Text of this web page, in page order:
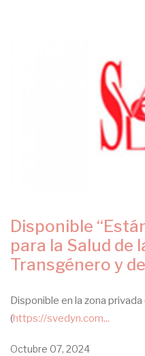
Disponible
para la Salud de
Transgénero y
Disponible en la zona
(https://svedyn.com...
Octubre 07, 2024